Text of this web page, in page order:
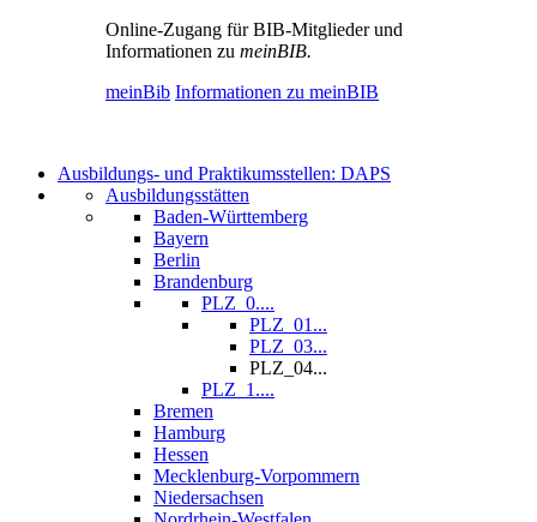
Online-Zugang für BIB-Mitglieder und
Informationen zu meinBIB.
meinBib Informationen zu meinBIB
Ausbildungs- und Praktikumsstellen: DAPS
Ausbildungsstätten
Baden-Württemberg
Bayern
Berlin
Brandenburg
PLZ_0....
PLZ_01...
PLZ_03...
PLZ_04...
PLZ_1....
Bremen
Hamburg
Hessen
Mecklenburg-Vorpommern
Niedersachsen